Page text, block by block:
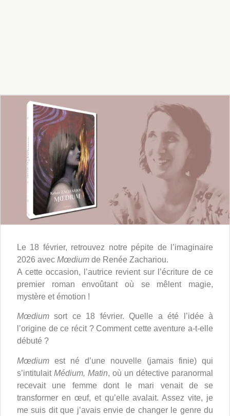
Le 18 février, retrouvez notre pépite de l’imaginaire
2026 avec Mœdium de Renée Zachariou.
A cette occasion, l’autrice revient sur l’écriture de ce
premier roman envoûtant où se mêlent magie,
mystère et émotion !
Mœdium sort ce 18 février. Quelle a été l’idée à
l’origine de ce récit ? Comment cette aventure a-t-elle
débuté ?
Mœdium est né d’une nouvelle (jamais finie) qui
s’intitulait Médium, Matin, où un détective paranormal
recevait une femme dont le mari venait de se
transformer en œuf, et qu’elle avalait. Assez vite, je
me suis dit que j’avais envie de changer le genre du